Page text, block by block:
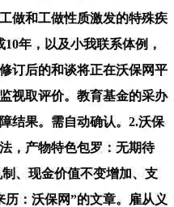
做和工做性质激发的特殊疾
年，以及小我联系体例，
订后的和谈将正在沃保网平
视取评价。教育基金的采办
结果。需自动确认。2.沃保
，产物特色包罗：无期待
、现金价值不变增加、支
历：沃保网”的文章。雇从义